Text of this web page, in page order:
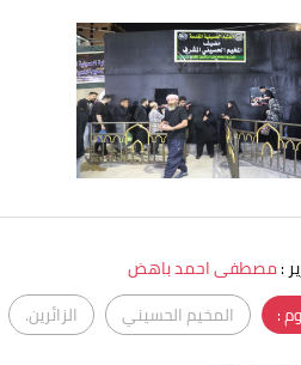
:مصطفى احمد باهض
:
المخيم الحسيني الزائرين.